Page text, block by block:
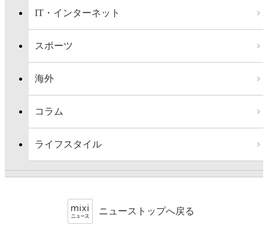
IT・インターネット
スポーツ
海外
コラム
ライフスタイル
ニューストップへ戻る